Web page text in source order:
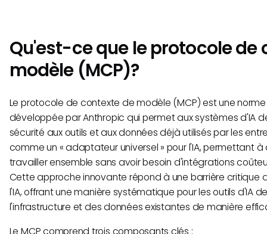
Qu'est-ce que le protocole de
modèle (MCP)?
Le protocole de contexte de modèle (MCP) est une
développée par Anthropic qui permet aux systèmes d'IA
sécurité aux outils et aux données déjà utilisés par les
comme un « adaptateur universel » pour l'IA, permettant
travailler ensemble sans avoir besoin d'intégrations
Cette approche innovante répond à une barrière critique
l'IA, offrant une manière systématique pour les outils d'IA
l'infrastructure et des données existantes de manière
Le MCP comprend trois composants clés :